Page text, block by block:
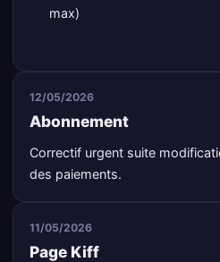
max)
12/05/2026
Abonnement
Correctif urgent suite
des paiements.
11/05/2026
Page Kiff